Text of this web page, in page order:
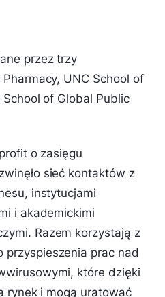
przez trzy
UNC School of
of Global Public
o zasięgu
sieć kontaktów z
instytucjami
i akademickimi
Razem korzystają z
przyspieszenia prac nad
które dzięki
rynek i mogą uratować